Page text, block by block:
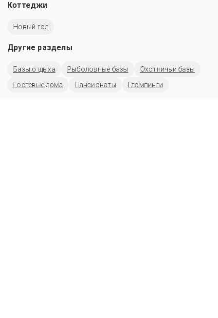
Коттеджи
Новый год
Другие разделы
Базы отдыха Рыболовные базы
Охотничьи базы
Гостевые дома
Пансионаты Глэмпинги